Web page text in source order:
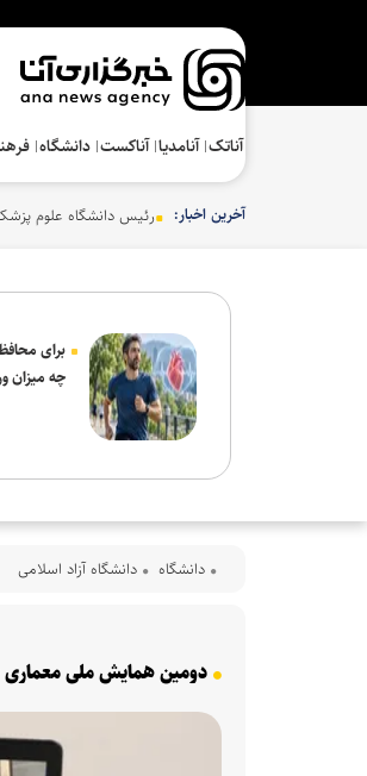
آناتک آنامدیا آناکست دانشگاه
آخرین اخبار: رئیس دانشگاه علوم
برای
چه میزان
دانشگاه دانشگاه آزاد اسلامی
دومین همایش ملی معماری